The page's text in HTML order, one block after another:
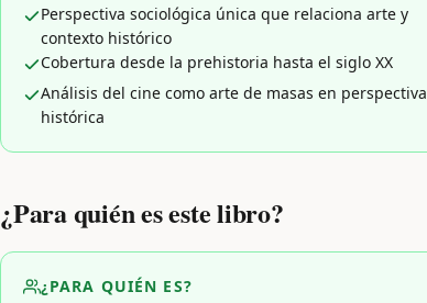
Perspectiva sociológica única que relaciona arte y
contexto histórico
Cobertura desde la prehistoria hasta el siglo XX
Análisis del cine como arte de masas en perspectiva
histórica
¿Para quién es este libro?
¿PARA QUIÉN ES?